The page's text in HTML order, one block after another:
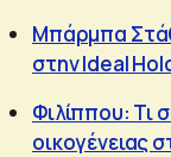
Μπάρμπα
στην Ideal
Φιλίππου: Τι
οικογένειας